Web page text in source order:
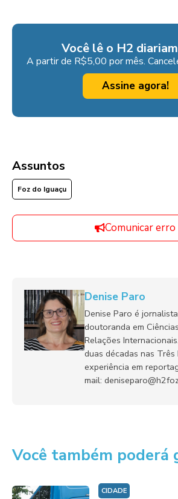
Você lê o H2
A partir de R$5,00 por mês.
Assine agora!
Assuntos
Foz do Iguaçu
Comunicar erro
Denise Paro
Denise Paro é
doutoranda em
Relações
duas décadas nas
experiência em
mail:
Você também poderá
CIDADE